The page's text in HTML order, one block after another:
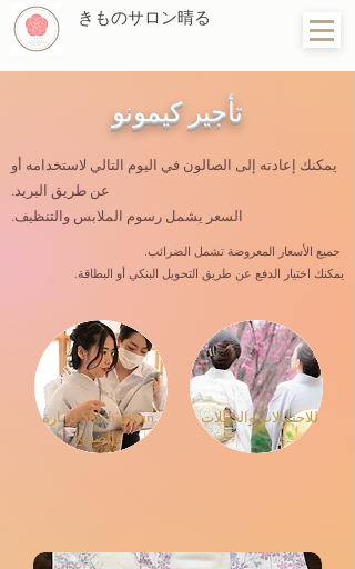
きものサロン晴る
​​تأجير كيمونو
يمكنك إعادته إلى الصالون في اليوم التالي لاستخدامه أو
عن طريق البريد.
السعر يشمل رسوم الملابس والتنظيف.
جميع الأسعار المعروضة تشمل الضرائب.
يمكنك اختيار الدفع عن طريق التحويل البنكي أو البطاقة.
​لزيارة Shichigosan
والضريح
​للاحتفالات والحفلات